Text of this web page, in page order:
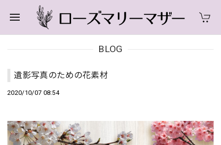
BLOG
遺影写真のための花素材
2020/10/07 08:54